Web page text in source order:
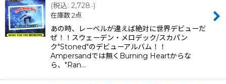
(税込: 2,728.-)
在庫数 2点
あの時、レーベルが違えば絶対に世界デビューだ
ぜ！！スウェーデン・メロデック/スカパン
ク"Stoned"のデビューアルバム！！
Ampersandでは無くBurning Heartからな
ら、"Ran…